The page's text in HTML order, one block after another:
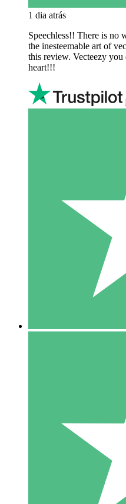
1 dia atrás
Speechless!! There is no
the inesteemable art of
this review. Vecteezy
heart!!!